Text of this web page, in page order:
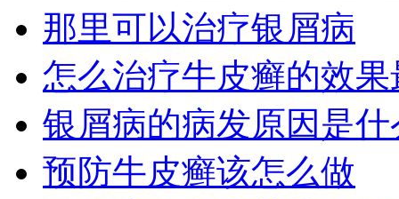
那里可以治疗银屑病
怎么治疗牛皮癣的效果
银屑病的病发原因是什
预防牛皮癣该怎么做